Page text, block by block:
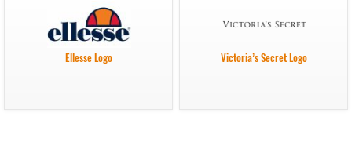
Ellesse Logo Victoria’s Secret Logo